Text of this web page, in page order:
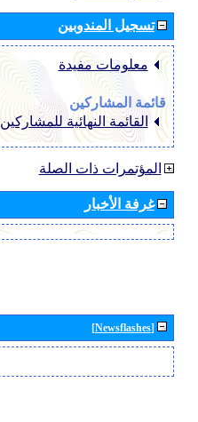
تسجيل المندوبين
معلومات مفيدة
قائمة المشاركين
القائمة النهائية للمشاركين
المؤتمرات ذات الصلة
غرفة الأخبار
[Newsflashes]